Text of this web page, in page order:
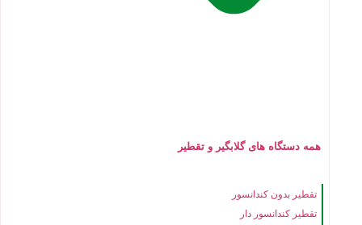
همه دستگاه های گلابگیر و تقطیر
تقطیر بدون کندانسور
تقطیر کندانسور دار